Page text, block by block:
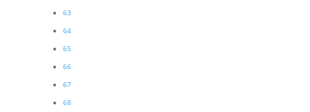
63
64
65
66
67
68